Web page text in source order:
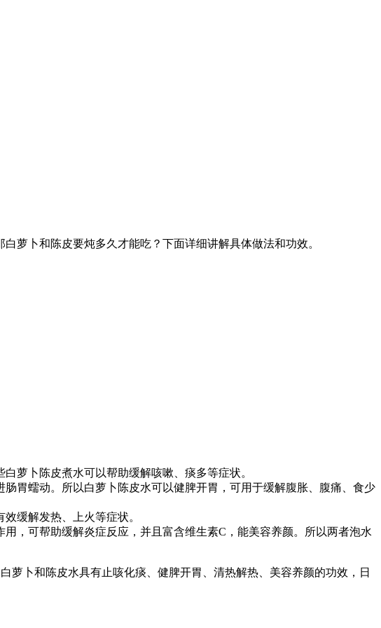
萝卜和陈皮要炖多久才能吃？下面详细讲解具体做法和功效。
萝卜陈皮煮水可以帮助缓解咳嗽、痰多等症状。
胃蠕动。所以白萝卜陈皮水可以健脾开胃，可用于缓解腹胀、腹痛、食少
缓解发热、上火等症状。
，可帮助缓解炎症反应，并且富含维生素C，能美容养颜。所以两者泡水
萝卜和陈皮水具有止咳化痰、健脾开胃、清热解热、美容养颜的功效，日